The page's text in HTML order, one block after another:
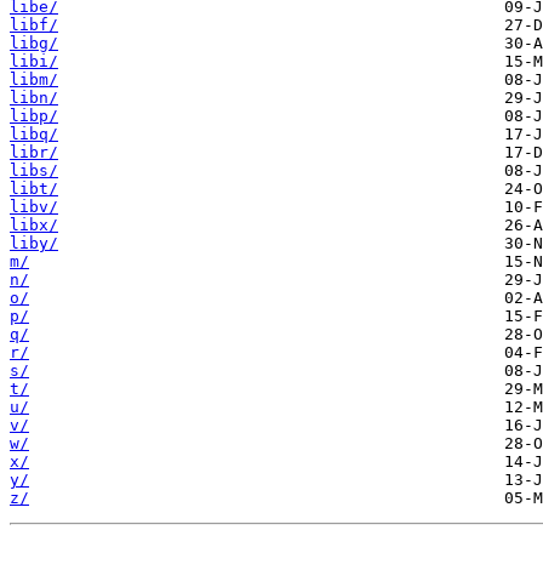
libe/
libf/
libg/
libi/
libm/
libn/
libp/
libq/
libr/
libs/
libt/
libv/
libx/
liby/
m/
n/
o/
p/
q/
r/
s/
t/
u/
v/
w/
x/
y/
z/